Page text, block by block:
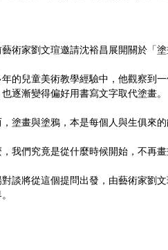
藝術家劉文瑄邀請沈裕昌展開關於「
的兒童美術教學經驗中，他觀察到
逐漸變得偏好用書寫文字取代塗畫。
塗畫與塗鴉，本是每個人與生俱來
我們究竟是從什麼時候開始，不再
談將從這個提問出發，由藝術家劉